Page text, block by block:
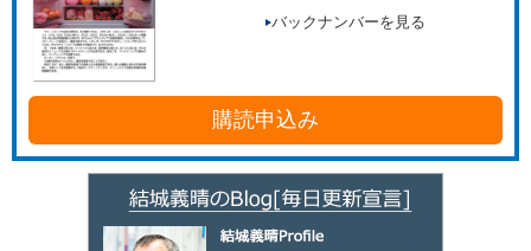
バックナンバーを見る
購読申込み